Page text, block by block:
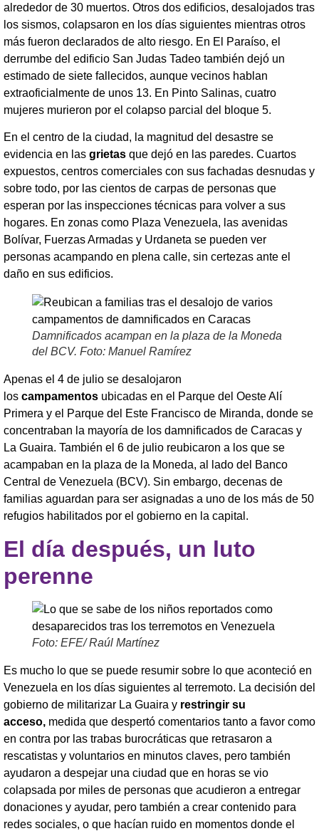
alrededor de 30 muertos. Otros dos edificios, desalojados tras
los sismos, colapsaron en los días siguientes mientras otros
más fueron declarados de alto riesgo. En El Paraíso, el
derrumbe del edificio San Judas Tadeo también dejó un
estimado de siete fallecidos, aunque vecinos hablan
extraoficialmente de unos 13. En Pinto Salinas, cuatro
mujeres murieron por el colapso parcial del bloque 5.
En el centro de la ciudad, la magnitud del desastre se
evidencia en las grietas que dejó en las paredes. Cuartos
expuestos, centros comerciales con sus fachadas desnudas y
sobre todo, por las cientos de carpas de personas que
esperan por las inspecciones técnicas para volver a sus
hogares. En zonas como Plaza Venezuela, las avenidas
Bolívar, Fuerzas Armadas y Urdaneta se pueden ver
personas acampando en plena calle, sin certezas ante el
daño en sus edificios.
Damnificados acampan en la plaza de la Moneda
del BCV. Foto: Manuel Ramírez
Apenas el 4 de julio se desalojaron
los campamentos ubicadas en el Parque del Oeste Alí
Primera y el Parque del Este Francisco de Miranda, donde se
concentraban la mayoría de los damnificados de Caracas y
La Guaira. También el 6 de julio reubicaron a los que se
acampaban en la plaza de la Moneda, al lado del Banco
Central de Venezuela (BCV). Sin embargo, decenas de
familias aguardan para ser asignadas a uno de los más de 50
refugios habilitados por el gobierno en la capital.
El día después, un luto
perenne
Foto: EFE/ Raúl Martínez
Es mucho lo que se puede resumir sobre lo que aconteció en
Venezuela en los días siguientes al terremoto. La decisión del
gobierno de militarizar La Guaira y restringir su
acceso, medida que despertó comentarios tanto a favor como
en contra por las trabas burocráticas que retrasaron a
rescatistas y voluntarios en minutos claves, pero también
ayudaron a despejar una ciudad que en horas se vio
colapsada por miles de personas que acudieron a entregar
donaciones y ayudar, pero también a crear contenido para
redes sociales, o que hacían ruido en momentos donde el